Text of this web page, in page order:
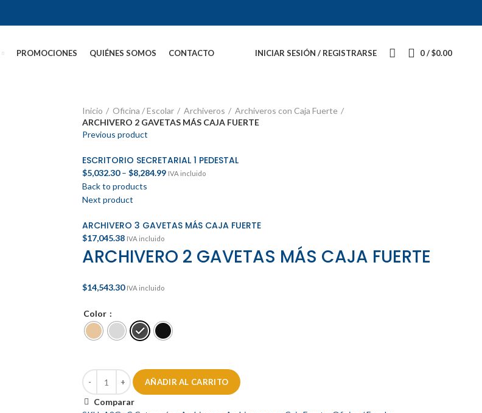
PROMOCIONES QUIÉNES SOMOS CONTACTO INICIAR SESIÓN / REGISTRARSE 0/ $0.00
Inicio Oficina / Escolar Archiveros
Archiveros con Caja Fuerte
ARCHIVERO 2 GAVETAS MÁS CAJA FUERTE
Previous product
ESCRITORIO SECRETARIAL 1 PEDESTAL
$5,032.30– $8,284.99 IVA incluido
Back to products
Next product
ARCHIVERO 3 GAVETAS MÁS CAJA FUERTE
$17,045.38 IVA incluido
ARCHIVERO 2 GAVETAS MÁS CAJA FUERTE
$14,543.30 IVA incluido
Color
AÑADIR AL CARRITO
Comparar